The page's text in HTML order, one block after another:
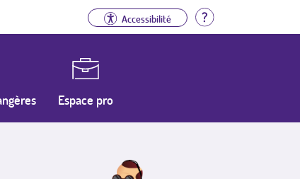
Accessibilité Aide
Espace pro